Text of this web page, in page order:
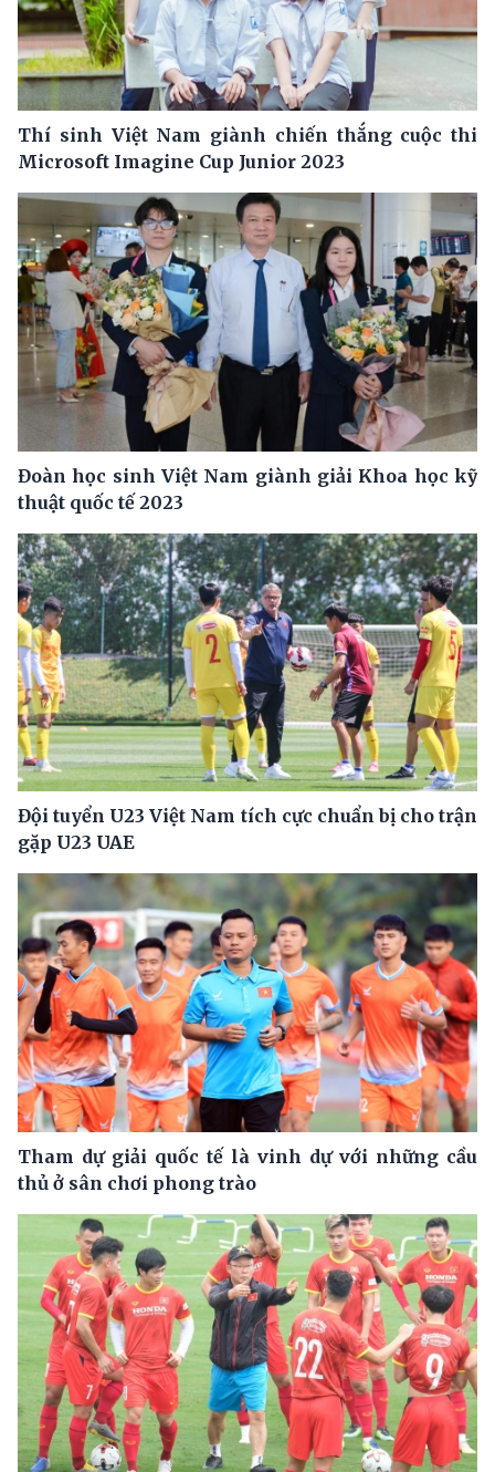
Thí sinh Việt Nam giành chiến thắng cuộc thi
Microsoft Imagine Cup Junior 2023
Đoàn học sinh Việt Nam giành giải Khoa học kỹ
thuật quốc tế 2023
Đội tuyển U23 Việt Nam tích cực chuẩn bị cho trận
gặp U23 UAE
Tham dự giải quốc tế là vinh dự với những cầu
thủ ở sân chơi phong trào